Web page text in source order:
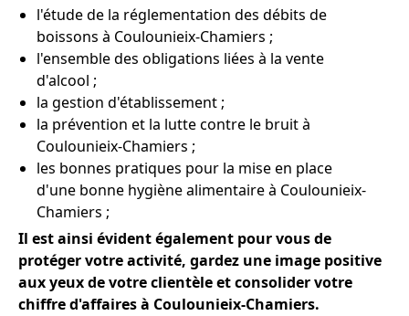
l'étude de la réglementation des débits de
boissons à Coulounieix-Chamiers ;
l'ensemble des obligations liées à la vente
d'alcool ;
la gestion d'établissement ;
la prévention et la lutte contre le bruit à
Coulounieix-Chamiers ;
les bonnes pratiques pour la mise en place
d'une bonne hygiène alimentaire à Coulounieix-
Chamiers ;
Il est ainsi évident également pour vous de
protéger votre activité, gardez une image positive
aux yeux de votre clientèle et consolider votre
chiffre d'affaires à Coulounieix-Chamiers.